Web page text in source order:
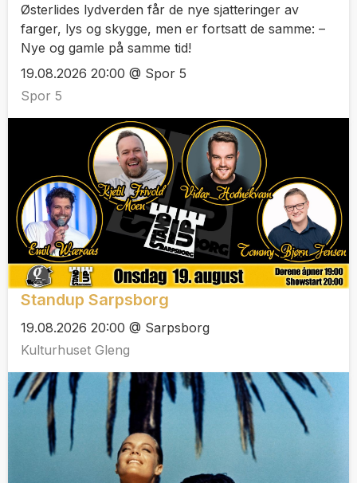
Østerlides lydverden får de nye sjatteringer av
farger, lys og skygge, men er fortsatt de samme: –
Nye og gamle på samme tid!
19.08.2026 20:00 @ Spor 5
Spor 5
Standup Sarpsborg
19.08.2026 20:00 @ Sarpsborg
Kulturhuset Gleng